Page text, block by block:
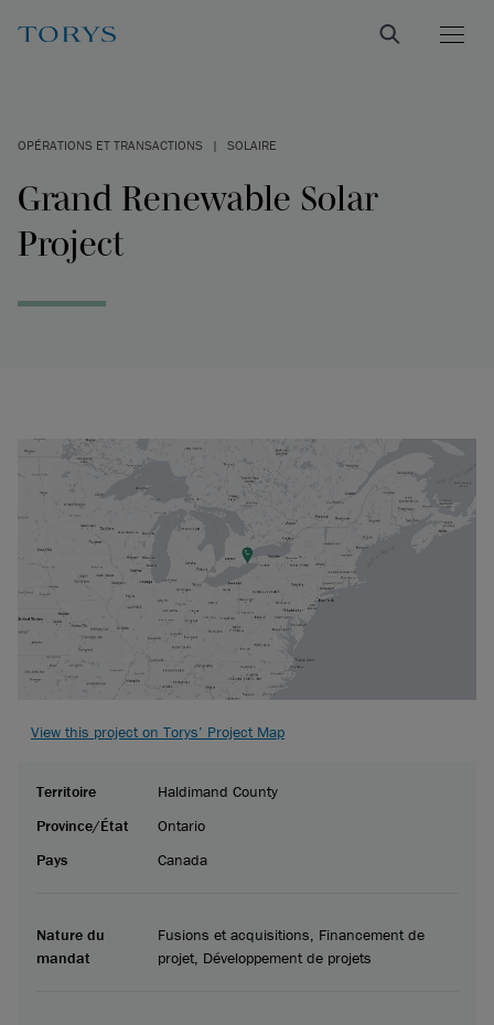
OPÉRATIONS ET TRANSACTIONS | SOLAIRE
Grand Renewable Solar
Project
View this project on Torys’ Project Map
Territoire
Haldimand County
Province/État
Ontario
Pays
Canada
Nature du
mandat
Fusions et acquisitions, Financement de
projet, Développement de projets